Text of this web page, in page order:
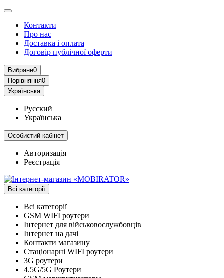
Контакти
Про нас
Доставка і оплата
Договір публічної оферти
Вибране0
Порівняння0
Українська
Русский
Українська
Особистий кабінет
Авторизація
Реєстрація
Всі категорії
Всі категорії
GSM WIFI роутери
Інтернет для військовослужбовців
Інтернет на дачі
Контакти магазину
Стаціонарні WIFI роутери
3G роутери
4.5G/5G Роутери